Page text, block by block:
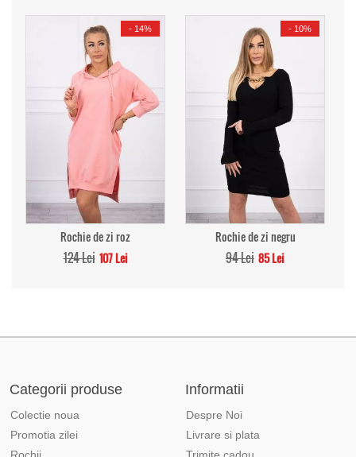
- 14%
Rochie de zi roz
124 Lei 107 Lei
- 10%
Rochie de zi negru
94 Lei 85 Lei
Categorii produse
Colectie noua
Promotia zilei
Informatii
Despre Noi
Livrare si plata